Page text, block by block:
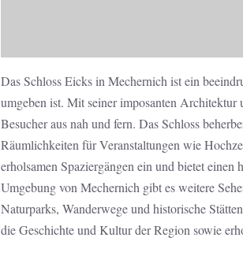
Das Schloss Eicks in Mechernich ist ein
umgeben ist. Mit seiner imposanten
Besucher aus nah und fern. Das Schloss
Räumlichkeiten für Veranstaltungen wie
erholsamen Spaziergängen ein und bietet
Umgebung von Mechernich gibt es weitere
Naturparks, Wanderwege und historische
die Geschichte und Kultur der Region sowie